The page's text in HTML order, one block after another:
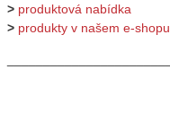
> produktová nabídka
> produkty v našem e-shopu